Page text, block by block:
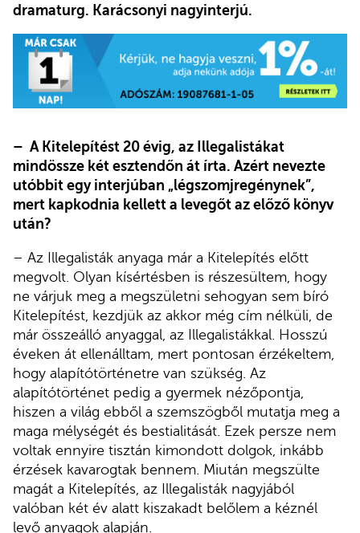
dramaturg. Karácsonyi nagyinterjú.
– A Kitelepítést 20 évig, az Illegalistákat
mindössze két esztendőn át írta. Azért nevezte
utóbbit egy interjúban „légszomjregénynek”,
mert kapkodnia kellett a levegőt az előző könyv
után?
– Az Illegalisták anyaga már a Kitelepítés előtt
megvolt. Olyan kísértésben is részesültem, hogy
ne várjuk meg a megszületni sehogyan sem bíró
Kitelepítést, kezdjük az akkor még cím nélküli, de
már összeálló anyaggal, az Illegalistákkal. Hosszú
éveken át ellenálltam, mert pontosan érzékeltem,
hogy alapítótörténetre van szükség. Az
alapítótörténet pedig a gyermek nézőpontja,
hiszen a világ ebből a szemszögből mutatja meg a
maga mélységét és bestialitását. Ezek persze nem
voltak ennyire tisztán kimondott dolgok, inkább
érzések kavarogtak bennem. Miután megszülte
magát a Kitelepítés, az Illegalisták nagyjából
valóban két év alatt kiszakadt belőlem a kéznél
levő anyagok alapján.